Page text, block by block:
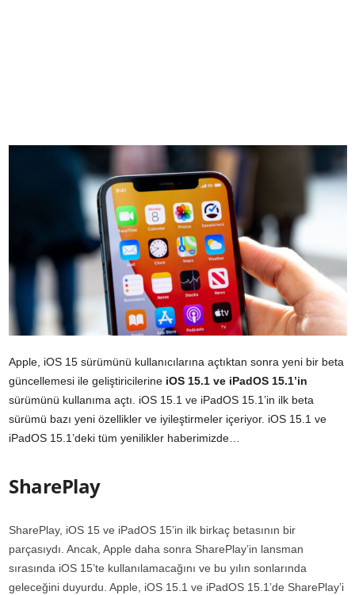
Apple, iOS 15 sürümünü kullanıcılarına açtıktan sonra yeni bir beta
güncellemesi ile geliştiricilerine iOS 15.1 ve iPadOS 15.1’in
sürümünü kullanıma açtı. iOS 15.1 ve iPadOS 15.1’in ilk beta
sürümü bazı yeni özellikler ve iyileştirmeler içeriyor. iOS 15.1 ve
iPadOS 15.1’deki tüm yenilikler haberimizde…
SharePlay
SharePlay, iOS 15 ve iPadOS 15’in ilk birkaç betasının bir
parçasıydı. Ancak, Apple daha sonra SharePlay’in lansman
sırasında iOS 15’te kullanılamacağını ve bu yılın sonlarında
geleceğini duyurdu. Apple, iOS 15.1 ve iPadOS 15.1’de SharePlay’i